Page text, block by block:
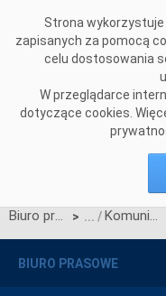
Strona
zapisanych za pomocą
celu dostosowania
W przeglądarce
dotyczące cookies.
Biuro prasowe > Komunikaty OSP
BIURO PRASOWE